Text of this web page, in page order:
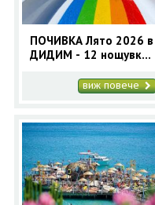
ПОЧИВКА Лято 2026 в
ДИДИМ - 12 нощувки
виж повече